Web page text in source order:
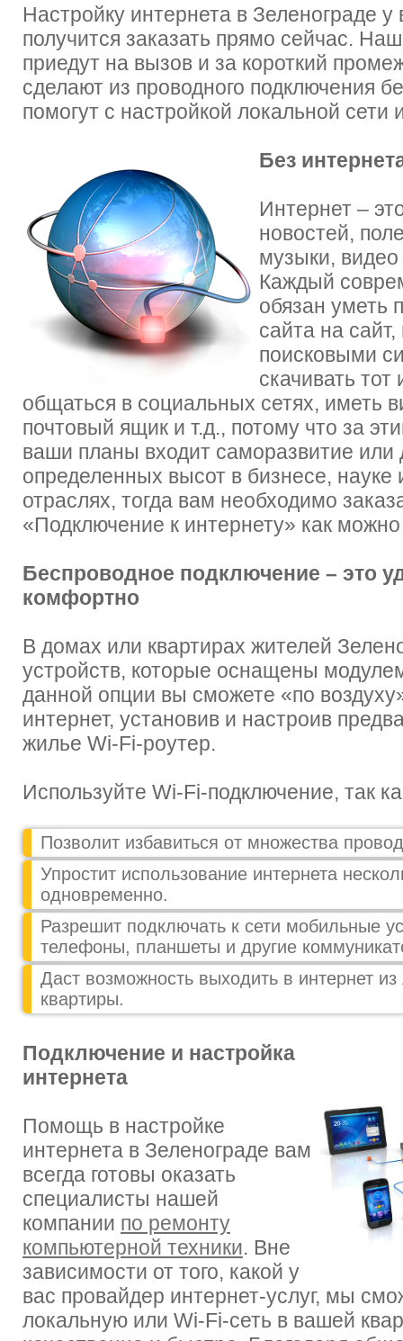
Настройку интернета в Зеленограде у
получится заказать прямо сейчас.
приедут на вызов и за короткий
сделают из проводного подключения
помогут с настройкой локальной сети
Без
Интернет –
новостей,
музыки, видео
Каждый
обязан уметь
сайта на сайт,
поисковыми
скачивать
общаться в социальных сетях, иметь
почтовый ящик и т.д., потому что за
ваши планы входит саморазвитие или
определенных высот в бизнесе, науке
отраслях, тогда вам необходимо
«Подключение к интернету» как
Беспроводное подключение – это
комфортно
В домах или квартирах жителей
устройств, которые оснащены
данной опции вы сможете «по
интернет, установив и настроив
жилье Wi-Fi-роутер.
Используйте Wi-Fi-подключение, так
Позволит избавиться от множества
Упростит использование интернета
одновременно.
Разрешит подключать к сети мобильные
телефоны, планшеты и другие
Даст возможность выходить в интернет
квартиры.
Подключение и настройка
интернета
Помощь в настройке
интернета в Зеленограде вам
всегда готовы оказать
специалисты нашей
компании по ремонту
компьютерной техники. Вне
зависимости от того, какой у
вас провайдер интернет-услуг, мы
локальную или Wi-Fi-сеть в вашей